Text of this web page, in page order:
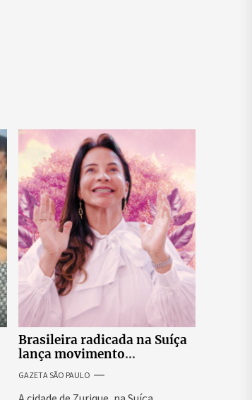
Brasileira radicada na Suíça
lança movimento
internacional voltado ao
fortalecimento da identidade
feminina
GAZETA SÃO PAULO